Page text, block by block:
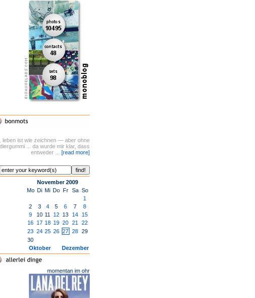
leben ist wie zeichnen — aber ohne
... da wurde mir klar, dass
entweder ...
[read more]
November 2009
Mo Di Mi Do Fr Sa So
1
2
3 4 5 6 7
8
9
10 11 12 13 14
15
16 17 18 19 20 21
22
23 24 25 26 27 28 29
30
Oktober
Dezember
momentan im ohr